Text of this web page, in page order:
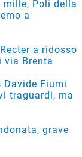
Poli della
a
a ridosso
via Brenta
Davide Fiumi
traguardi, ma
grave